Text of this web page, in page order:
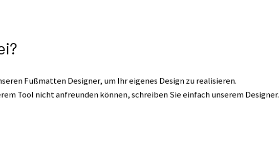
Fußmatten Designer, um Ihr eigenes Design zu realisieren.
Tool nicht anfreunden können, schreiben Sie einfach unserem Designer.